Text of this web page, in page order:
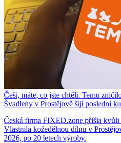
Češi, máte, co jste chtěli. Temu
Švadleny v Prostějově šijí poslední
Česká firma FIXED.zone přišla kvůli
Vlastnila kožedělnou dílnu v
2026, po 20 letech výroby.